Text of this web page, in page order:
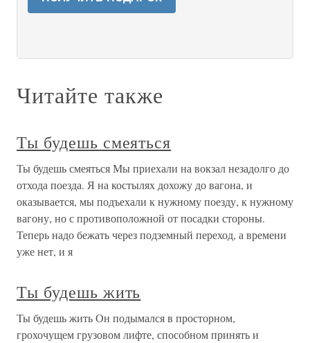
Читайте также
Ты будешь смеяться
Ты будешь смеяться Мы приехали на вокзал незадолго до
отхода поезда. Я на костылях дохожу до вагона, и
оказывается, мы подъехали к нужному поезду, к нужному
вагону, но с противоположной от посадки стороны.
Теперь надо бежать через подземный переход, а времени
уже нет, и я
Ты будешь жить
Ты будешь жить Он подымался в просторном,
грохочущем грузовом лифте, способном принять и